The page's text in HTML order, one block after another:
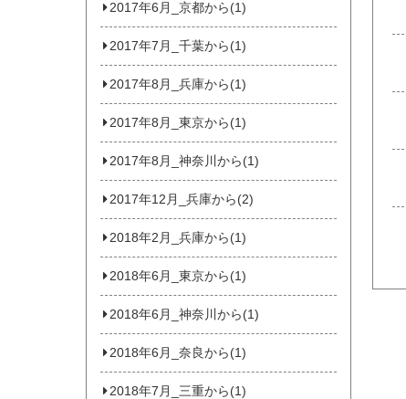
2017年6月_京都から(1)
2017年7月_千葉から(1)
2017年8月_兵庫から(1)
2017年8月_東京から(1)
2017年8月_神奈川から(1)
2017年12月_兵庫から(2)
2018年2月_兵庫から(1)
2018年6月_東京から(1)
2018年6月_神奈川から(1)
2018年6月_奈良から(1)
2018年7月_三重から(1)